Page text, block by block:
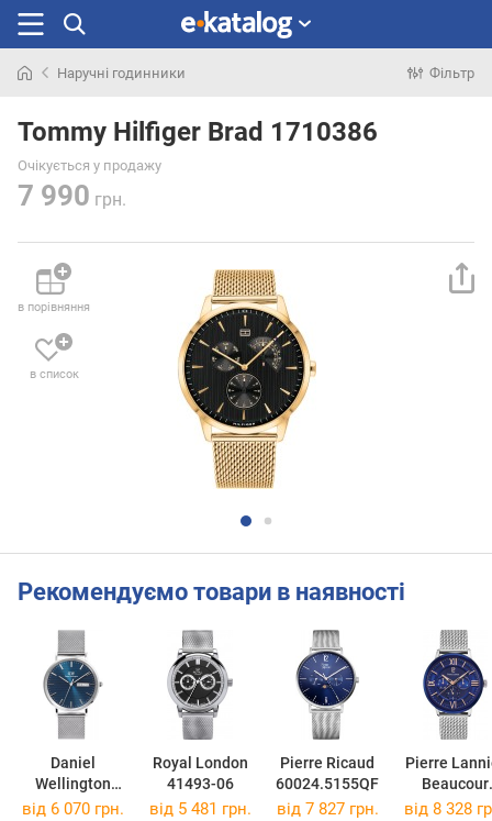
раніше
Наручні годинники Фільтр
Tommy Hilfiger Brad 1710386
Очікується у продажу
7 990 грн.
в порівняння
в список
Рекомендуємо товари в наявності
Daniel
Wellington
Classic Day
Royal London
41493-06
Pierre Ricaud
60024.5155QF
Pierre
Beaucour
253C168
від 6 070 грн. від 5 481 грн. від 7 827 грн. від 8 328